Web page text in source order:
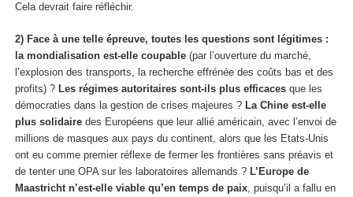
Cela devrait faire réfléchir.
2) Face à une telle épreuve, toutes les questions sont légitimes :
la mondialisation est-elle coupable (par l’ouverture du marché,
l’explosion des transports, la recherche effrénée des coûts bas et des
profits) ? Les régimes autoritaires sont-ils plus efficaces que les
démocraties dans la gestion de crises majeures ? La Chine est-elle
plus solidaire des Européens que leur allié américain, avec l’envoi de
millions de masques aux pays du continent, alors que les Etats-Unis
ont eu comme premier réflexe de fermer les frontières sans préavis et
de tenter une OPA sur les laboratoires allemands ? L’Europe de
Maastricht n’est-elle viable qu’en temps de paix , puisqu’il a fallu en